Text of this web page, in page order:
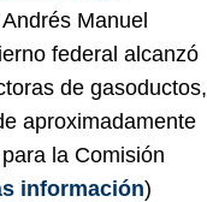
Manuel
federal alcanzó
de gasoductos,
aproximadamente
la Comisión
información)